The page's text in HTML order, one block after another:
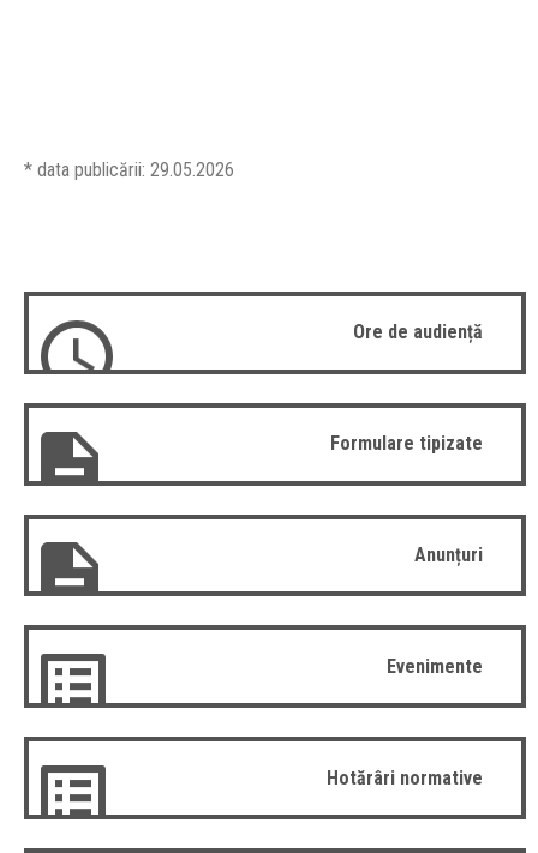
* data publicării: 29.05.2026
Ore de audiență
Formulare tipizate
Anunțuri
Evenimente
Hotărâri normative